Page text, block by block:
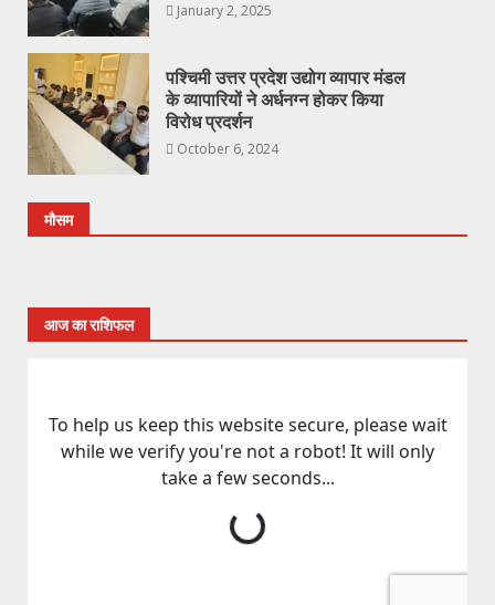
January 2, 2025
पश्चिमी उत्तर प्रदेश उद्योग व्यापार मंडल
के व्यापारियों ने अर्धनग्न होकर किया
विरोध प्रदर्शन
October 6, 2024
मौसम
आज का राशिफल